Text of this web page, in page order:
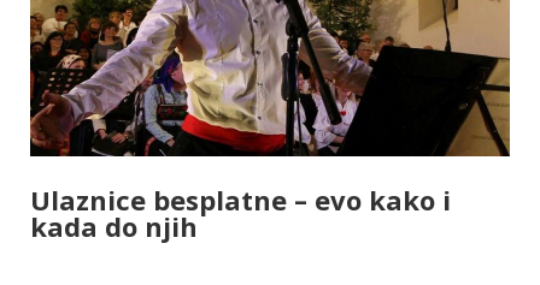
Ulaznice besplatne – evo kako i
kada do njih